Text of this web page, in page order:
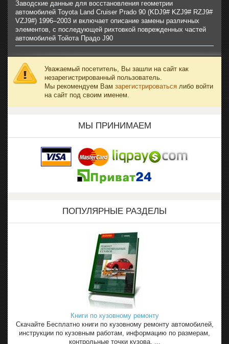
Заводские данные для восстановления геометрии
автомобилей Toyota Land Cruiser Prado 90 (KDJ9# KZJ9# RZJ9#
VZJ9#) 1996–2003 и включает описание замены различных
элементов, с последующей рихтовкой поврежденных частей
автомобилей Тойота Прадо J90
Уважаемый посетитель, Вы зашли на сайт как
незарегистрированный пользователь.
Мы рекомендуем Вам зарегистрироваться либо войти
на сайт под своим именем.
МЫ ПРИНИМАЕМ
ПОПУЛЯРНЫЕ РАЗДЕЛЫ
Книги по кузовному ремонту
Скачайте Бесплатно книги по кузовному ремонту автомобилей,
инструкции по кузовным работам, информацию по размерам,
контрольные точки кузова. ...